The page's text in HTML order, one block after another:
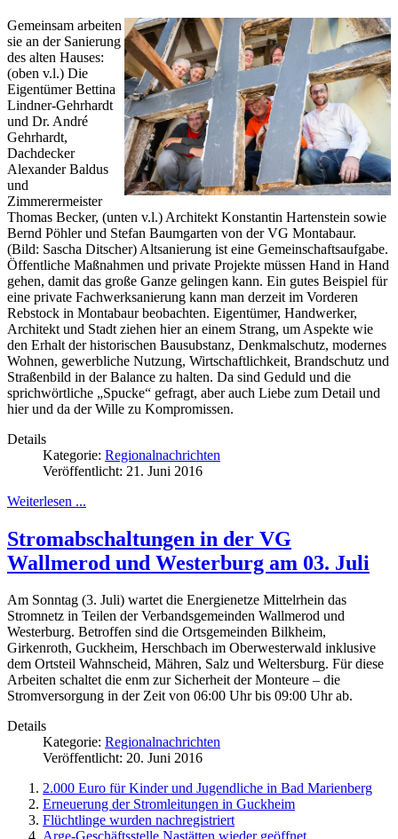
Gemeinsam arbeiten
sie an der Sanierung
des alten Hauses:
(oben v.l.) Die
Eigentümer Bettina
Lindner-Gehrhardt
und Dr. André
Gehrhardt,
Dachdecker
Alexander Baldus
und
Zimmerermeister
Thomas Becker, (unten v.l.) Architekt Konstantin Hartenstein sowie
Bernd Pöhler und Stefan Baumgarten von der VG Montabaur.
(Bild: Sascha Ditscher) Altsanierung ist eine Gemeinschaftsaufgabe.
Öffentliche Maßnahmen und private Projekte müssen Hand in Hand
gehen, damit das große Ganze gelingen kann. Ein gutes Beispiel für
eine private Fachwerksanierung kann man derzeit im Vorderen
Rebstock in Montabaur beobachten. Eigentümer, Handwerker,
Architekt und Stadt ziehen hier an einem Strang, um Aspekte wie
den Erhalt der historischen Bausubstanz, Denkmalschutz, modernes
Wohnen, gewerbliche Nutzung, Wirtschaftlichkeit, Brandschutz und
Straßenbild in der Balance zu halten. Da sind Geduld und die
sprichwörtliche „Spucke“ gefragt, aber auch Liebe zum Detail und
hier und da der Wille zu Kompromissen.
Details
Kategorie: Regionalnachrichten
Veröffentlicht: 21. Juni 2016
Weiterlesen ...
Stromabschaltungen in der VG
Wallmerod und Westerburg am 03. Juli
Am Sonntag (3. Juli) wartet die Energienetze Mittelrhein das
Stromnetz in Teilen der Verbandsgemeinden Wallmerod und
Westerburg. Betroffen sind die Ortsgemeinden Bilkheim,
Girkenroth, Guckheim, Herschbach im Oberwesterwald inklusive
dem Ortsteil Wahnscheid, Mähren, Salz und Weltersburg. Für diese
Arbeiten schaltet die enm zur Sicherheit der Monteure – die
Stromversorgung in der Zeit von 06:00 Uhr bis 09:00 Uhr ab.
Details
Kategorie: Regionalnachrichten
Veröffentlicht: 20. Juni 2016
2.000 Euro für Kinder und Jugendliche in Bad Marienberg
Erneuerung der Stromleitungen in Guckheim
Flüchtlinge wurden nachregistriert